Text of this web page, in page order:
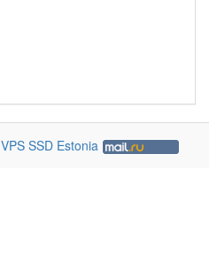
VPS SSD Estonia